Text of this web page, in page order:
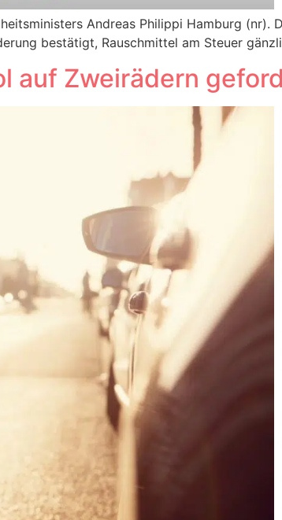
Andreas Philippi Hamburg (nr).
bestätigt, Rauschmittel am Steuer
auf Zweirädern